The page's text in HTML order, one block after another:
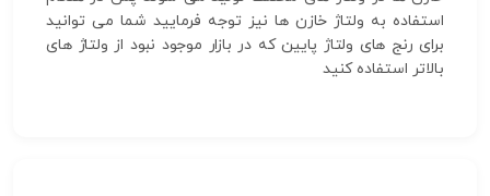
استفاده به ولتاژ خازن ها نیز توجه فرمایید شما می توانید
برای رنج های ولتاژ پایین که در بازار موجود نبود از ولتاژ های
بالاتر استفاده کنید